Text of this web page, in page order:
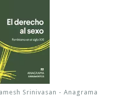
Srinivasan - Anagrama